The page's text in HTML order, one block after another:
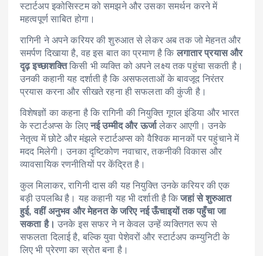
स्टार्टअप इकोसिस्टम को समझने और उसका समर्थन करने में
महत्वपूर्ण साबित होगा।
रागिनी ने अपने करियर की शुरुआत से लेकर अब तक जो मेहनत और
समर्पण दिखाया है, वह इस बात का प्रमाण है किलगातार प्रयास और
दृढ़ इच्छाशक्तिकिसी भी व्यक्ति को अपने लक्ष्य तक पहुंचा सकती है।
उनकी कहानी यह दर्शाती है कि असफलताओं के बावजूद निरंतर
प्रयास करना और सीखते रहना ही सफलता की कुंजी है।
विशेषज्ञों का कहना है कि रागिनी की नियुक्ति गूगल इंडिया और भारत
के स्टार्टअप्स के लिएनई उम्मीद और ऊर्जालेकर आएगी। उनके
नेतृत्व में छोटे और मंझले स्टार्टअप्स को वैश्विक मानकों पर पहुंचाने में
मदद मिलेगी। उनका दृष्टिकोण नवाचार, तकनीकी विकास और
व्यावसायिक रणनीतियों पर केंद्रित है।
कुल मिलाकर, रागिनी दास की यह नियुक्ति उनके करियर की एक
बड़ी उपलब्धि है। यह कहानी यह भी दर्शाती है किजहां से शुरुआत
हुई, वहीं अनुभव और मेहनत के जरिए नई ऊँचाइयों तक पहुँचा जा
सकता है। उनके इस सफर ने न केवल उन्हें व्यक्तिगत रूप से
सफलता दिलाई है, बल्कि युवा पेशेवरों और स्टार्टअप कम्युनिटी के
लिए भी प्रेरणा का स्रोत बना है।